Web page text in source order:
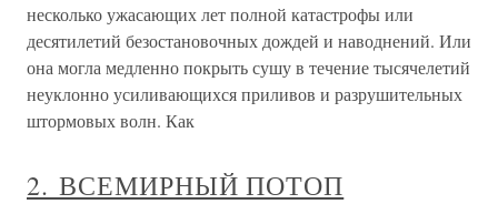
несколько ужасающих лет полной катастрофы или
десятилетий безостановочных дождей и наводнений. Или
она могла медленно покрыть сушу в течение тысячелетий
неуклонно усиливающихся приливов и разрушительных
штормовых волн. Как
2. ВСЕМИРНЫЙ ПОТОП